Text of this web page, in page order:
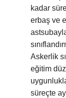
kadar
erbaş ve
Askerlik
eğitim
süreçte